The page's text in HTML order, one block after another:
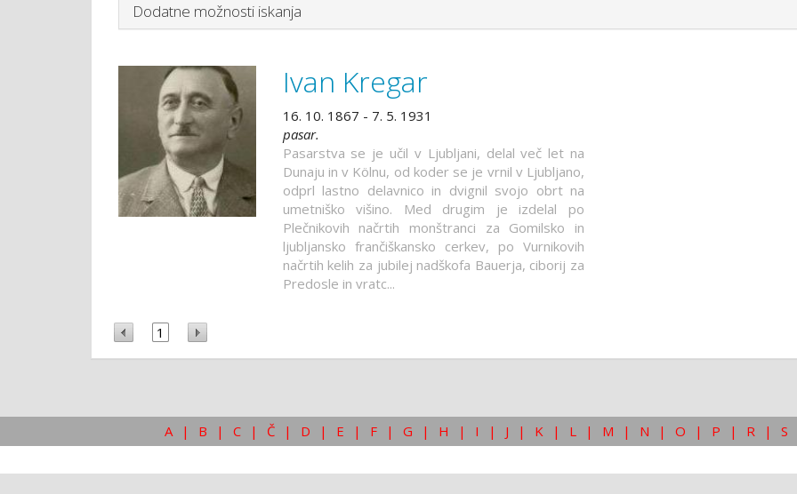
Dodatne možnosti iskanja
Ivan Kregar
16. 10. 1867 - 7. 5. 1931
pasar.
Pasarstva se je učil v Ljubljani, delal več let na
Dunaju in v Kölnu, od koder se je vrnil v Ljubljano,
odprl lastno delavnico in dvignil svojo obrt na
umetniško višino. Med drugim je izdelal po
Plečnikovih načrtih monštranci za Gomilsko in
ljubljansko frančiškansko cerkev, po Vurnikovih
načrtih kelih za jubilej nadškofa Bauerja, ciborij za
Predosle in vratc...
1
A | B | C | Č | D | E | F | G | H | I | J | K | L | M | N | O | P | R | S